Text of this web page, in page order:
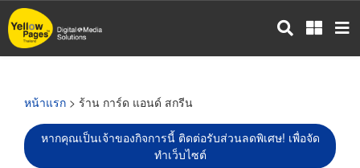
ข้าม
ไป
หน้าแรก > ร้าน การ์ด แอนด์ สกรีน
หากคุณเป็นเจ้าของกิจการนี้ ติดต่อรับส่วนลดพิเศษ! เพื่อจัด
ทำเว็บไซต์